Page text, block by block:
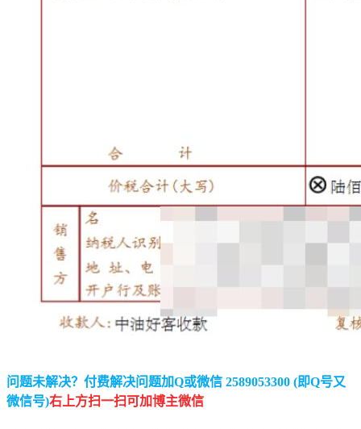
问题未解决？付费解决问题加Q或微信 2589053300 (即Q号又
微信号)右上方扫一扫可加博主微信